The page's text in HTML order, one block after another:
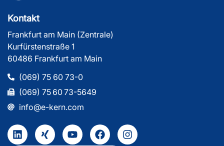
Kontakt
Frankfurt am Main (Zentrale)
Kurfürstenstraße 1
60486 Frankfurt am Main
(069) 75 60 73-0
(069) 75 60 73-5649
info@e-kern.com